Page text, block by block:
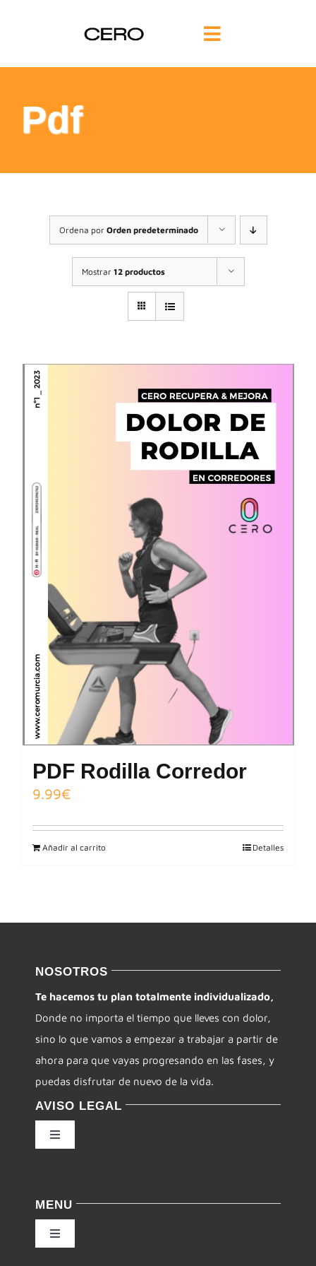
Toggle
Navigation
FILOSOFÍA
TE AYUDAMOS
FORMACIÓN
COMUNIDAD
CONTACTO
Pdf
Ordena por Orden predeterminado
Mostrar 12 productos
PDF Rodilla Corredor
9.99€
Añadir al carrito Detalles
NOSOTROS
Te hacemos tu plan totalmente individualizado,
Donde no importa el tiempo que lleves con dolor,
sino lo que vamos a empezar a trabajar a partir de
ahora para que vayas progresando en las fases, y
puedas disfrutar de nuevo de la vida.
AVISO LEGAL
Toggle
Navigation
Condiciones de uso
MENU
Toggle
Navigation